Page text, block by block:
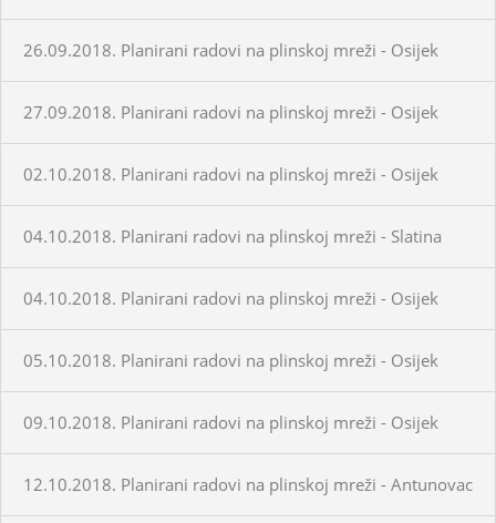
26.09.2018. Planirani radovi na plinskoj mreži - Osijek
27.09.2018. Planirani radovi na plinskoj mreži - Osijek
02.10.2018. Planirani radovi na plinskoj mreži - Osijek
04.10.2018. Planirani radovi na plinskoj mreži - Slatina
04.10.2018. Planirani radovi na plinskoj mreži - Osijek
05.10.2018. Planirani radovi na plinskoj mreži - Osijek
09.10.2018. Planirani radovi na plinskoj mreži - Osijek
12.10.2018. Planirani radovi na plinskoj mreži - Antunovac